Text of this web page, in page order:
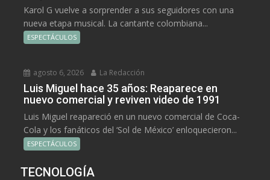
Karol G vuelve a sorprender a sus seguidores con una
nueva etapa musical. La cantante colombiana...
ESPECTÁCULOS
agosto 6, 2026 La Redacción
Luis Miguel hace 35 años: Reaparece en
nuevo comercial y reviven video de 1991
Luis Miguel reapareció en un nuevo comercial de Coca-
Cola y los fanáticos del ‘Sol de México’ enloquecieron...
ESPECTÁCULOS
TECNOLOGÍA